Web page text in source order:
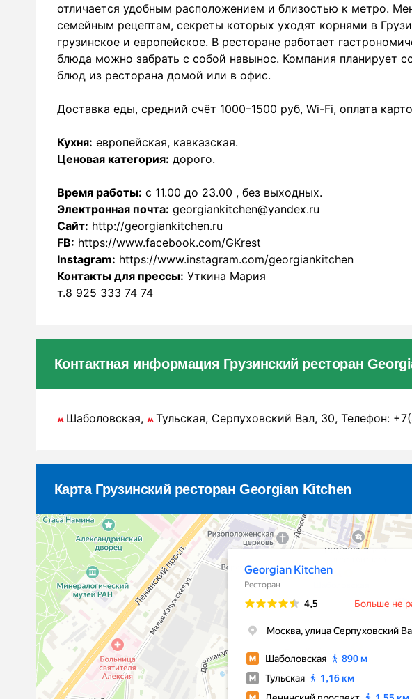
отличается удобным расположением и близостью к метро.
семейным рецептам, cекреты которых уходят корнями в
грузинское и европейское. В ресторане работает
блюда можно забрать с собой навынос. Компания планирует
блюд из ресторана домой или в офис.
Доставка еды, средний счёт 1000–1500 руб, Wi-Fi, оплата
Кухня: европейская, кавказская.
Ценовая категория: дорого.
Время работы: с 11.00 до 23.00 , без выходных.
Электронная почта: georgiankitchen@yandex.ru
Сайт: http://georgiankitchen.ru
FB: https://www.facebook.com/GKrest
Instagram: https://www.instagram.com/georgiankitchen
Контакты для прессы: Уткина Мария
т.8 925 333 74 74
Контактная информация Грузинский ресторан
Шаболовская, Тульская, Серпуховский Вал, 30, Телефон:
Карта Грузинский ресторан Georgian Kitchen